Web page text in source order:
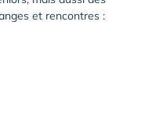
et rencontres :